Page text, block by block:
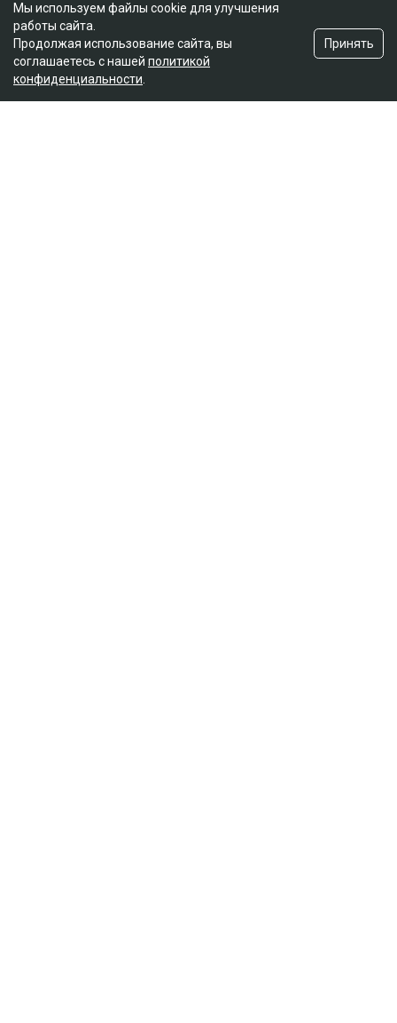
Мы используем файлы cookie для улучшения
работы сайта.
Продолжая использование сайта, вы
соглашаетесь с нашей политикой
конфиденциальности
Принять